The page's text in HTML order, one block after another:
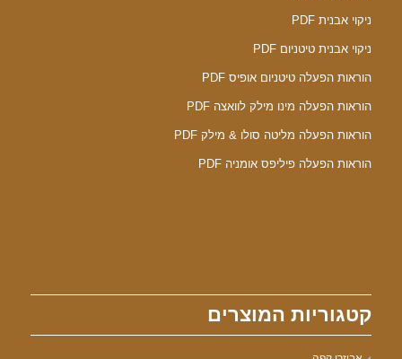
ניקוי אבנית PDF
ניקוי אבנית טיטניום PDF
הוראות הפעלה טיטניום אופיס PDF
הוראות הפעלה מינו מילק לוואצה PDF
הוראות הפעלה מליטה סולו & מילק PDF
הוראות הפעלה פיליפס אומניה PDF
קטגוריות המוצרים